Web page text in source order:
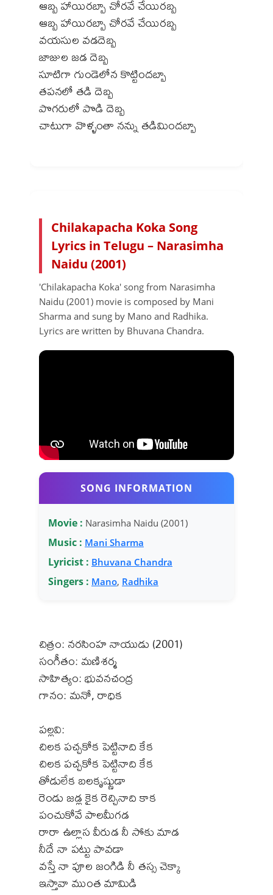
ఆబ్బ హాయిరబ్బా చోరవే చేయిరబ్బ
ఆబ్బ హాయిరబ్బా చోరవే చేయిరబ్బ
వయసుల వడదెబ్బ
జాజుల జడ దెబ్బ
సూటిగా గుండెలోన కొట్టిందబ్బా
తపనలో తడి దెబ్బ
పొగరులో పొడి దెబ్బ
చాటుగా వొళ్ళంతా నన్ను తడిమిందబ్బా
Chilakapacha Koka Song
Lyrics in Telugu – Narasimha
Naidu (2001)
'Chilakapacha Koka' song from Narasimha
Naidu (2001) movie is composed by Mani
Sharma and sung by Mano and Radhika.
Lyrics are written by Bhuvana Chandra.
SONG INFORMATION
Movie : Narasimha Naidu (2001)
Music : Mani Sharma
Lyricist : Bhuvana Chandra
Singers : Mano, Radhika
చిత్రం: నరసింహ నాయుడు (2001)
సంగీతం: మణిశర్మ
సాహిత్యం: భువనచంద్ర
గానం: మనో, రాధిక
పల్లవి:
చిలక పచ్చకోక పెట్టినాది కేక
చిలక పచ్చకోక పెట్టినాది కేక
తోడులేక బలకృష్ణుడా
రెండు జడ్ల కైక రెచ్చినాది కాక
పంచుకోవే పాలమీగడ
రారా ఉల్లాస వీరుడ నీ సోకు మాడ
నీదే నా పట్టు పావడా
వస్తే నా పూల జంగిడి నీ తస్స చెక్కా
ఇస్తావా ముంత మామిడి